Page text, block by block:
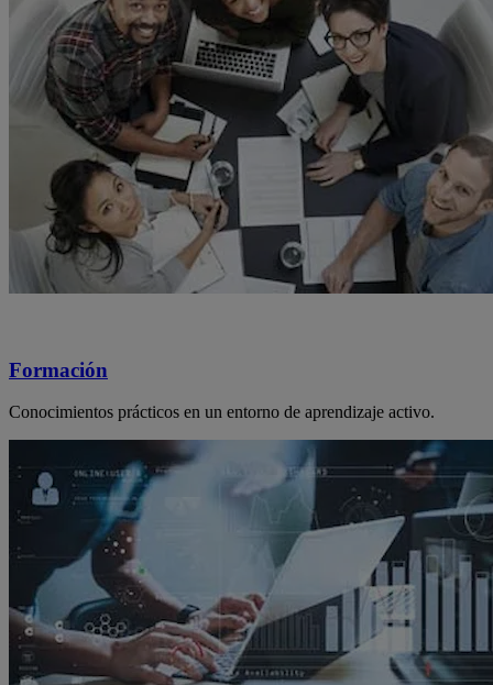
Formación
Conocimientos prácticos en un entorno de aprendizaje activo.